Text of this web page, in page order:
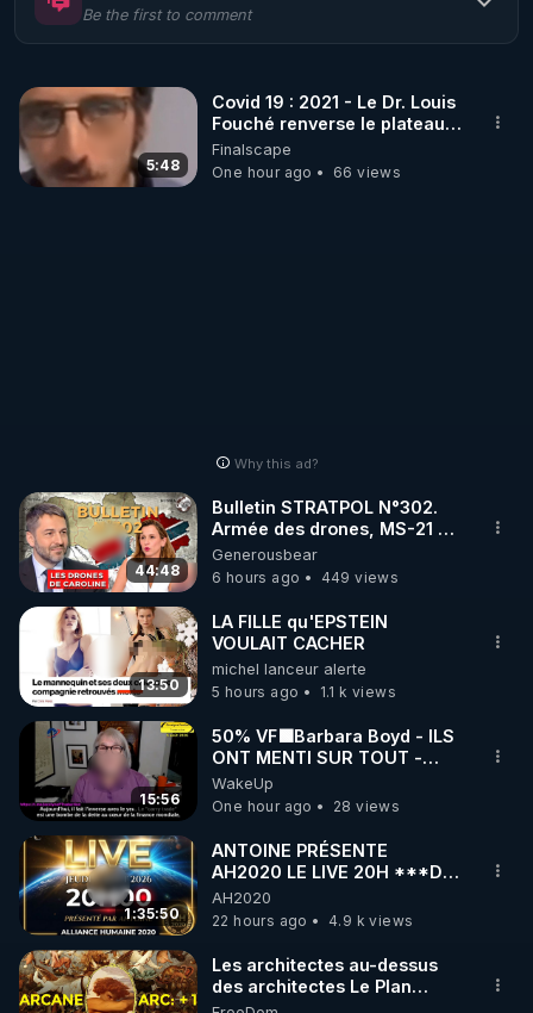
🌱 LE MAGAZINE RÉGÉNÈRE
🌱 LA BOUTIQUE DU MAGAZINE
Pour obtenir les anciens numéros que vous avez
🌱 INSTAGRAM
https://www.instagram.com/rdlr_thierrycasasnovas/
http://rgnr.li/instagram
🌱 LA NEWSLETTER
Pour ne pas rater l’actualité RGNR (stages,
http://rgnr.li/news
🌱 VIDÉOS NON CENSURÉES SUR ODYSEE
Toutes les vidéos Youtube sont aussi sur la
http://rgnr.li/odysee
🌱 LES STAGES EN PRÉSENTIEL
Be the first to comment
5:48
Covid 19 : 2021 - Le Dr. Louis
Fouché renverse le plateau
de CNews !
Finalscape
One hour ago
66 views
Why this ad?
44:48
Bulletin STRATPOL N°302.
Armée des drones, MS-21 en
série, missiles coréens.
07.08.2026.
Generousbear
6 hours ago
449 views
13:50
LA FILLE qu'EPSTEIN
VOULAIT CACHER
michel lanceur alerte
5 hours ago
1.1 k views
15:56
50% VF🟩Barbara Boyd - ILS
ONT MENTI SUR TOUT -
Jocelyne Traduction
WakeUp
One hour ago
28 views
1:35:50
ANTOINE PRÉSENTE
AH2020 LE LIVE 20H ***DU
06/08/2026***
AH2020
22 hours ago
4.9 k views
Les architectes au-dessus
des architectes Le Plan
Arcanique documente les